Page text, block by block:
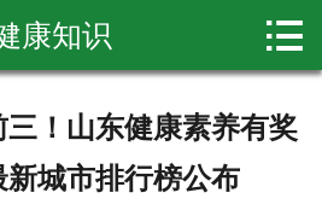
体检套餐
康知识 
！山东健康素养有奖
城市排行榜公布